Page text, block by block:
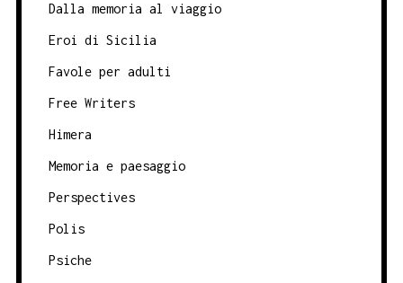
Dalla memoria al viaggio
Eroi di Sicilia
Favole per adulti
Free Writers
Himera
Memoria e paesaggio
Perspectives
Polis
Psiche